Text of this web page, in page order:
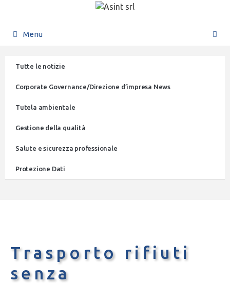
Menu
Tutte le notizie
Corporate Governance/Direzione d’impresa News
Tutela ambientale
Gestione della qualità
Salute e sicurezza professionale
Protezione Dati
Trasporto rifiuti
senza